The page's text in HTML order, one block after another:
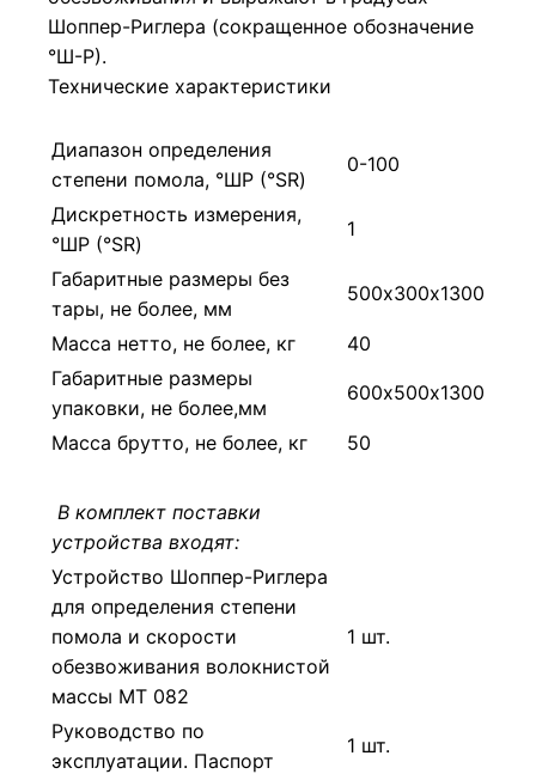
Шоппер-Риглера (сокращенное обозначение
°Ш-Р).
Технические характеристики
Диапазон определения
степени помола, °ШР (°SR)
0-100
Дискретность измерения,
°ШР (°SR)
1
Габаритные размеры без
тары, не более, мм
500х300х1300
Масса нетто, не более, кг
40
Габаритные размеры
упаковки, не более,мм
600х500х1300
Масса брутто, не более, кг 50
В комплект поставки
устройства входят:
Устройство Шоппер-Риглера
для определения степени
помола и скорости
обезвоживания волокнистой
массы МТ 082
1 шт.
Руководство по
эксплуатации. Паспорт
1 шт.